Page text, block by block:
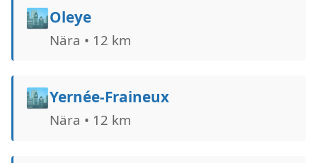
🏙️Oleye
Nära • 12 km
🏙️Yernée-Fraineux
Nära • 12 km